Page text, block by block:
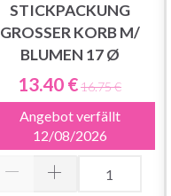
STICKPACKUNG
GROSSER KORB M/
BLUMEN 17 Ø
13.40 €16.75 €
Angebot verfällt
12/08/2026